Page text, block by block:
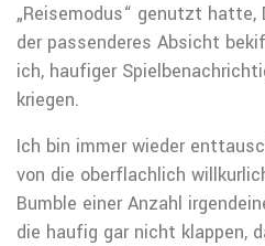
„Reisemodus“ genutzt
der passenderes Absicht
ich, haufiger
kriegen.
Ich bin immer wieder
von die oberflachlich
Bumble einer Anzahl
die haufig gar nicht klappen,